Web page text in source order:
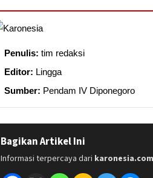
Penulis: tim redaksi
Editor: Lingga
Sumber: Pendam IV Diponegoro
Bagikan Artikel Ini
Informasi terpercaya dari karonesia.com